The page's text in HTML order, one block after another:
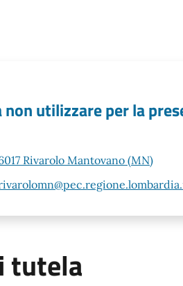
non utilizzare per la
Rivarolo Mantovano (MN)
tutela